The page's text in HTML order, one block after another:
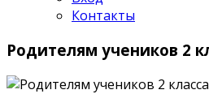
Контакты
Родителям учеников 2